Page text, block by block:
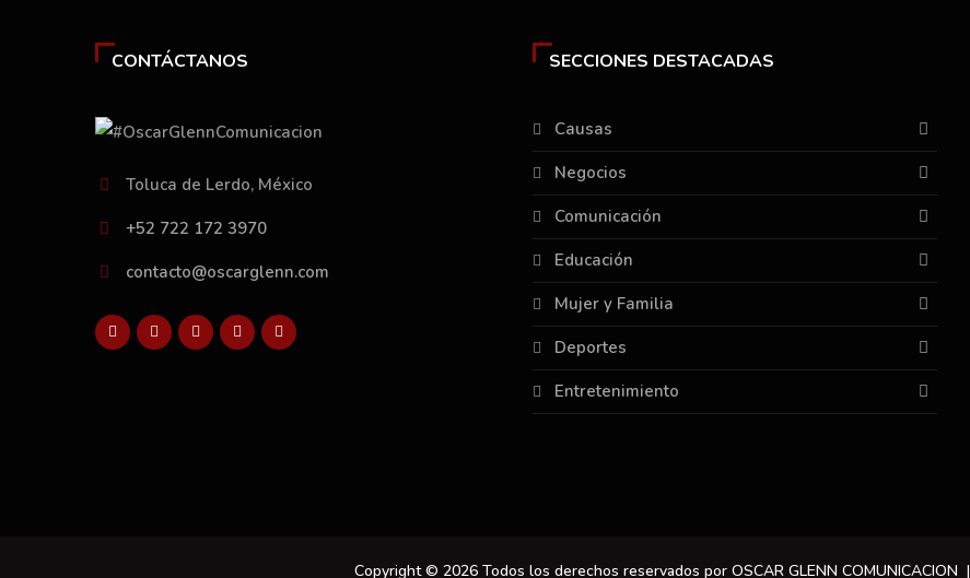
CONTÁCTANOS
Toluca de Lerdo, México
+52 722 172 3970
contacto@oscarglenn.com
SECCIONES DESTACADAS
Causas
Negocios
Comunicación
Educación
Mujer y Familia
Deportes
Entretenimiento
Copyright © 2026 Todos los derechos reservados por OSCAR GLENN COMUNICACION |